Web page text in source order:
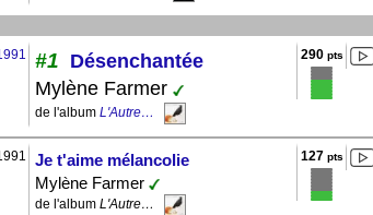
#1 Désenchantée
Mylène Farmer
de l'album L'Autre…
290pts
Je t'aime mélancolie
Mylène Farmer
de l'album L'Autre…
127 pts